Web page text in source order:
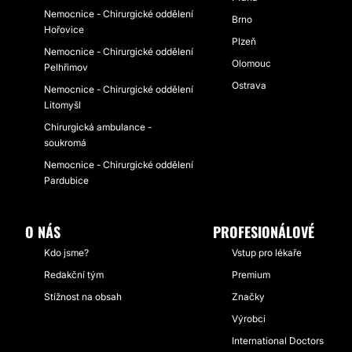
Nemocnice - Chirurgické oddělení
Hořovice
Nemocnice - Chirurgické oddělení
Pelhřimov
Nemocnice - Chirurgické oddělení
Litomyšl
Chirurgická ambulance -
soukromá
Nemocnice - Chirurgické oddělení
Pardubice
Brno
Plzeň
Olomouc
Ostrava
O NÁS
Kdo jsme?
Redakční tým
Stížnost na obsah
PROFESIONÁLOVÉ
Vstup pro lékaře
Premium
Značky
Výrobci
International Doctors